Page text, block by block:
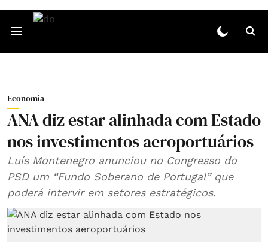
Economia
ANA diz estar alinhada com Estado
nos investimentos aeroportuários
Luís Montenegro anunciou no Congresso do
PSD um “Fundo Soberano de Portugal” que
poderá intervir em setores estratégicos.